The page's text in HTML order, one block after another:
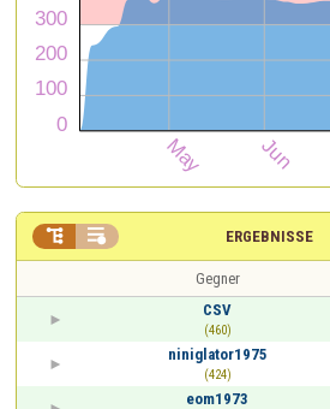
ERGEBNISSE
 
Gegner
CSV
(460)
niniglator1975
(424)
eom1973